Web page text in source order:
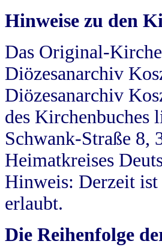
Hinweise zu den
Das Original-
Diözesanarchiv
Diözesanarchiv
des Kirchenbuches
Schwank-Straße 8,
Heimatkreises
Hinweis: Derzeit ist
erlaubt.
Die Reihenfolge